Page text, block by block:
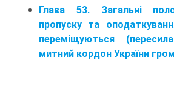
Глава 53. Загальні
пропуску та
переміщуються
митний кордон України